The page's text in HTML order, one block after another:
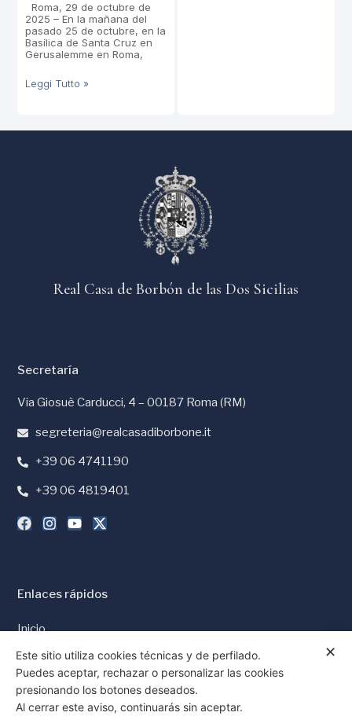
Roma, 29 de octubre de
2025 – En la mañana del
pasado 25 de octubre, en la
Basílica de Santa Cruz en
Gerusalemme en Roma,
Leggi Tutto »
Real Casa de Borbón de las Dos Sicilias
Enlaces rápidos
Inicio
Prensa y Medios
Política de Cookies
Política de Privacidad
Secretaría
Via Giosuè Carducci, 4 – 00187 Roma (RM)
segreteria@realcasadiborbone.it
+39 06 4741190
+39 06 4819401
✕
Este sitio utiliza cookies técnicas y de perfilado.
Puedes aceptar, rechazar o personalizar las cookies
presionando los botones deseados.
Al cerrar este aviso, continuarás sin aceptar.